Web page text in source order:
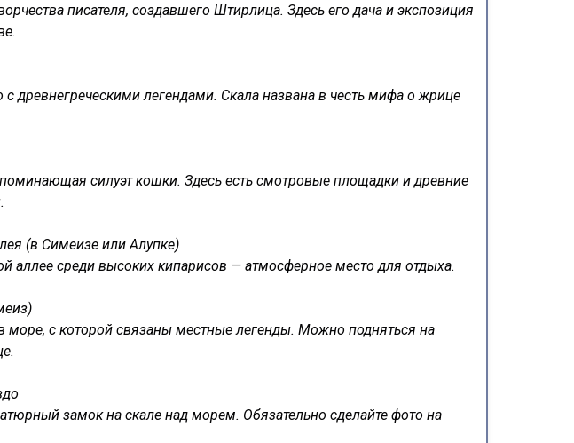
писателя, создавшего Штирлица. Здесь его дача и экспозиция
с древнегреческими легендами. Скала названа в честь мифа о жрице
силуэт кошки. Здесь есть смотровые площадки и древние
(в Симеизе или Алупке)
аллее среди высоких кипарисов — атмосферное место для отдыха.
море, с которой связаны местные легенды. Можно подняться на
замок на скале над морем. Обязательно сделайте фото на